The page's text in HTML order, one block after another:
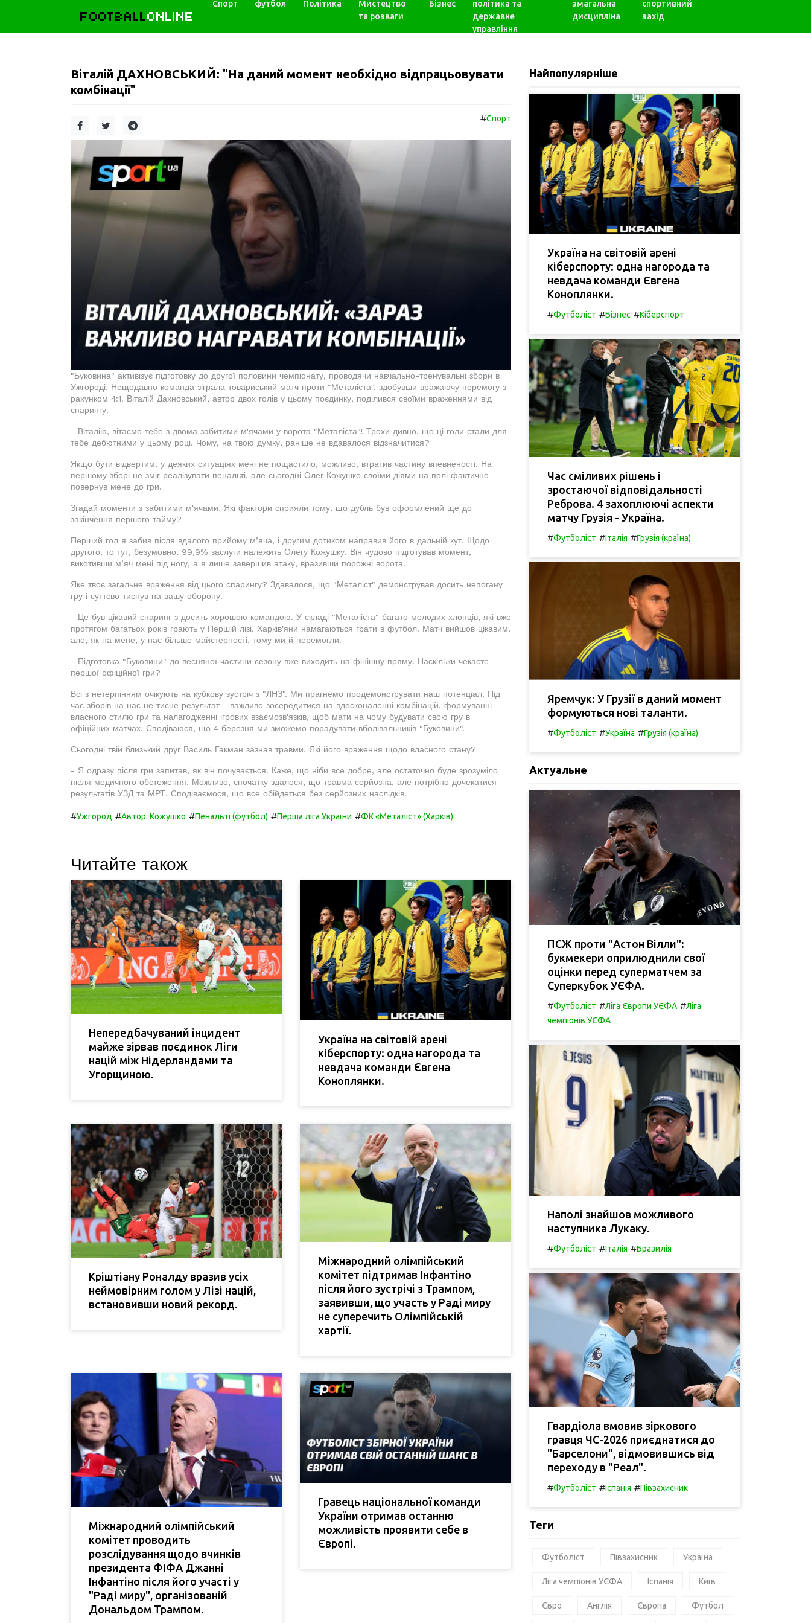
FOOTBALLONLINE
Спорт футбол Політика
Мистецтво
та розваги
Бізнес
політика та
державне
управління
змагальна
дисципліна
спортивний
захід
Віталій ДАХНОВСЬКИЙ: "На даний момент необхідно відпрацьовувати
комбінації"
#Спорт
"Буковина" активізує підготовку до другої половини чемпіонату, проводячи навчально-тренувальні збори в
Ужгороді. Нещодавно команда зіграла товариський матч проти "Металіста", здобувши вражаючу перемогу з
рахунком 4:1. Віталій Дахновський, автор двох голів у цьому поєдинку, поділився своїми враженнями від
спарингу.
- Віталію, вітаємо тебе з двома забитими м'ячами у ворота "Металіста"! Трохи дивно, що ці голи стали для
тебе дебютними у цьому році. Чому, на твою думку, раніше не вдавалося відзначитися?
Якщо бути відвертим, у деяких ситуаціях мені не пощастило, можливо, втратив частину впевненості. На
першому зборі не зміг реалізувати пенальті, але сьогодні Олег Кожушко своїми діями на полі фактично
повернув мене до гри.
Згадай моменти з забитими м'ячами. Які фактори сприяли тому, що дубль був оформлений ще до
закінчення першого тайму?
Перший гол я забив після вдалого прийому м’яча, і другим дотиком направив його в дальній кут. Щодо
другого, то тут, безумовно, 99,9% заслуги належить Олегу Кожушку. Він чудово підготував момент,
викотивши м’яч мені під ногу, а я лише завершив атаку, вразивши порожні ворота.
Яке твоє загальне враження від цього спарингу? Здавалося, що "Металіст" демонстрував досить непогану
гру і суттєво тиснув на вашу оборону.
- Це був цікавий спаринг з досить хорошою командою. У складі "Металіста" багато молодих хлопців, які вже
протягом багатьох років грають у Першій лізі. Харків'яни намагаються грати в футбол. Матч вийшов цікавим,
але, як на мене, у нас більше майстерності, тому ми й перемогли.
- Підготовка "Буковини" до весняної частини сезону вже виходить на фінішну пряму. Наскільки чекаєте
першої офіційної гри?
Всі з нетерпінням очікують на кубкову зустріч з "ЛНЗ". Ми прагнемо продемонструвати наш потенціал. Під
час зборів на нас не тисне результат - важливо зосередитися на вдосконаленні комбінацій, формуванні
власного стилю гри та налагодженні ігрових взаємозв'язків, щоб мати на чому будувати свою гру в
офіційних матчах. Сподіваюся, що 4 березня ми зможемо порадувати вболівальників "Буковини".
Сьогодні твій близький друг Василь Гакман зазнав травми. Які його враження щодо власного стану?
- Я одразу після гри запитав, як він почувається. Каже, що ніби все добре, але остаточно буде зрозуміло
після медичного обстеження. Можливо, спочатку здалося, що травма серйозна, але потрібно дочекатися
результатів УЗД та МРТ. Сподіваємося, що все обійдеться без серйозних наслідків.
#Ужгород #Автор: Кожушко #Пенальті (футбол) #Перша ліга України #ФК «Металіст» (Харків)
Читайте також
Непередбачуваний інцидент
майже зірвав поєдинок Ліги
націй між Нідерландами та
Угорщиною.
Україна на світовій арені
кіберспорту: одна нагорода та
невдача команди Євгена
Коноплянки.
Кріштіану Роналду вразив усіх
неймовірним голом у Лізі націй,
встановивши новий рекорд.
Міжнародний олімпійський
комітет підтримав Інфантіно
після його зустрічі з Трампом,
заявивши, що участь у Раді миру
не суперечить Олімпійській
хартії.
Міжнародний олімпійський
комітет проводить
розслідування щодо вчинків
президента ФІФА Джанні
Інфантіно після його участі у
"Раді миру", організованій
Дональдом Трампом.
Гравець національної команди
України отримав останню
можливість проявити себе в
Європі.
Найпопулярніше
Україна на світовій арені
кіберспорту: одна нагорода та
невдача команди Євгена
Коноплянки.
#Футболіст #Бізнес #Кіберспорт
Час сміливих рішень і
зростаючої відповідальності
Реброва. 4 захоплюючі аспекти
матчу Грузія - Україна.
#Футболіст #Італія #Грузія (країна)
Яремчук: У Грузії в даний момент
формуються нові таланти.
#Футболіст #Україна #Грузія (країна)
Актуальне
ПСЖ проти "Астон Вілли":
букмекери оприлюднили свої
оцінки перед суперматчем за
Суперкубок УЄФА.
#Футболіст #Ліга Європи УЄФА #Ліга
чемпіонів УЄФА
Наполі знайшов можливого
наступника Лукаку.
#Футболіст #Італія #Бразилія
Гвардіола вмовив зіркового
гравця ЧС-2026 приєднатися до
"Барселони", відмовившись від
переходу в "Реал".
#Футболіст #Іспанія #Півзахисник
Теги
Футболіст Півзахисник Україна
Ліга чемпіонів УЄФА Іспанія Київ
Євро Англія Європа Футбол